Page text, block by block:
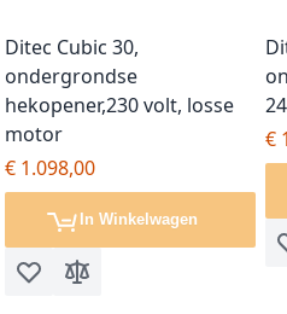
Ditec Cubic 30,
ondergrondse
hekopener,230 volt, losse
motor
€ 1.098,00
In Winkelwagen
Voeg toe aan verlanglijst
Toevoegen om te
€